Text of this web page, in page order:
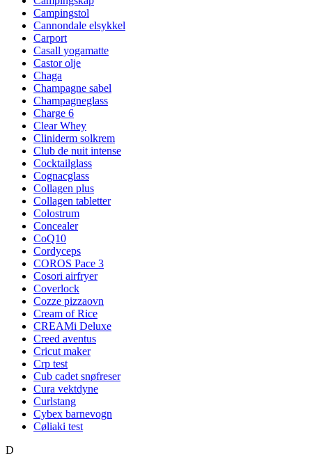
Campingstol
Cannondale elsykkel
Carport
Casall yogamatte
Castor olje
Chaga
Champagne sabel
Champagneglass
Charge 6
Clear Whey
Cliniderm solkrem
Club de nuit intense
Cocktailglass
Cognacglass
Collagen plus
Collagen tabletter
Colostrum
Concealer
CoQ10
Cordyceps
COROS Pace 3
Cosori airfryer
Coverlock
Cozze pizzaovn
Cream of Rice
CREAMi Deluxe
Creed aventus
Cricut maker
Crp test
Cub cadet snøfreser
Cura vektdyne
Curlstang
Cybex barnevogn
Cøliaki test
D